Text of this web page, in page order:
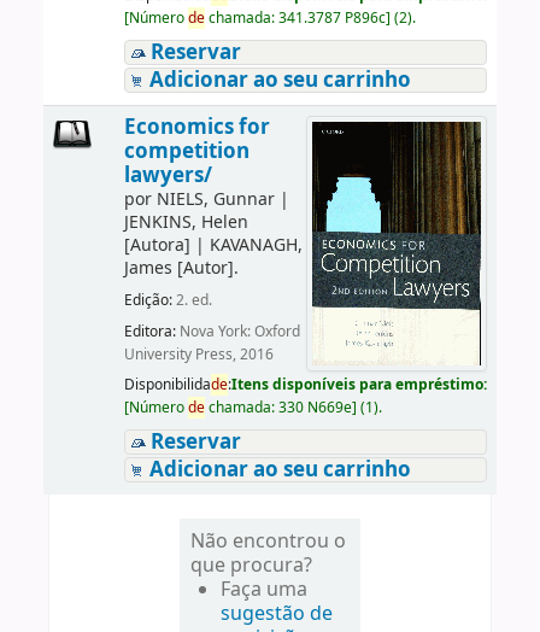
[Númerodechamada:341.3787 P896c] (2).
Reservar
Adicionar ao seu carrinho
Economics for
competition
lawyers/
por NIELS, Gunnar|
JENKINS, Helen
[Autora] | KAVANAGH,
James [Autor].
Edição:2. ed.
Editora: Nova York: Oxford
University Press, 2016
Disponibilidade:Itens disponíveis para empréstimo:
[Númerodechamada:330 N669e] (1).
Reservar
Adicionar ao seu carrinho
Não encontrou o
que procura?
Faça uma
sugestão de